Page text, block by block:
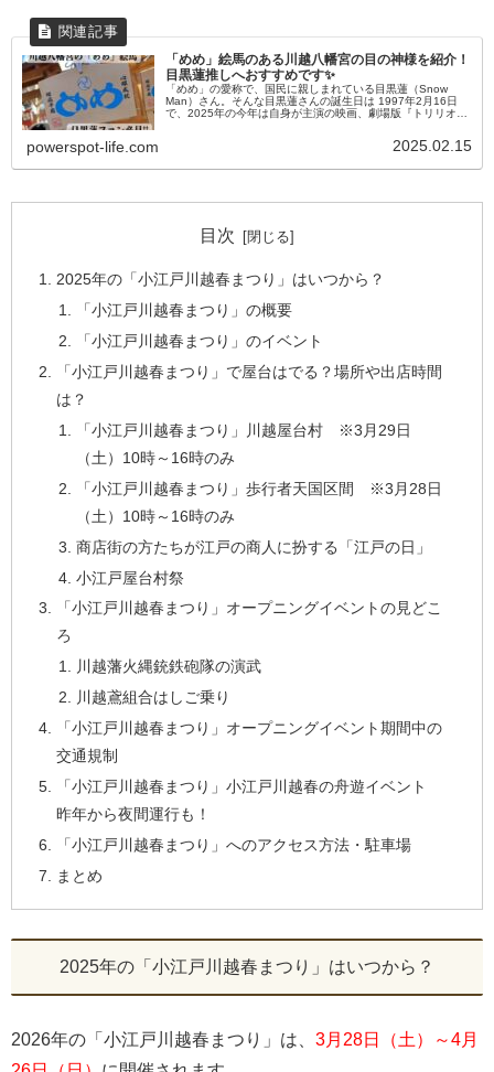
「めめ」絵馬のある川越八幡宮の目の神様を紹介！
目黒蓮推しへおすすめです✨
「めめ」の愛称で、国民に親しまれている目黒蓮（Snow
Man）さん。そんな目黒蓮さんの誕生日は 1997年2月16日
で、2025年の今年は自身が主演の映画、劇場版『トリリオン
powerspot-life.com 2025.02.15
目次
2025年の「小江戸川越春まつり」はいつから？
「小江戸川越春まつり」の概要
「小江戸川越春まつり」のイベント
「小江戸川越春まつり」で屋台はでる？場所や出店時間
は？
「小江戸川越春まつり」川越屋台村 ※3月29日
（土）10時～16時のみ
「小江戸川越春まつり」歩行者天国区間 ※3月28日
（土）10時～16時のみ
商店街の方たちが江戸の商人に扮する「江戸の日」
小江戸屋台村祭
「小江戸川越春まつり」オープニングイベントの見どこ
ろ
川越藩火縄銃鉄砲隊の演武
川越鳶組合はしご乗り
「小江戸川越春まつり」オープニングイベント期間中の
交通規制
「小江戸川越春まつり」小江戸川越春の舟遊イベント
昨年から夜間運行も！
「小江戸川越春まつり」へのアクセス方法・駐車場
まとめ
2025年の「小江戸川越春まつり」はいつから？
2026年の「小江戸川越春まつり」は、 3月28日（土）～4月